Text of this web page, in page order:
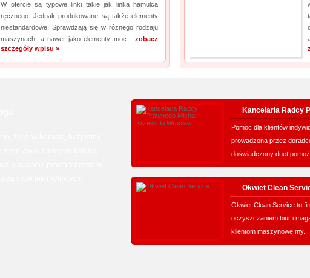
W ofercie są typowe linki takie jak linka hamulca
ręcznego. Jednak produkowane są także elementy
niestandardowe. Sprawdzają się w różnego rodzaju
maszynach, a nawet jako elementy moc... zobacz
szczegóły wpisu »
Kancelaria Radcy
Pomoc dla klientów
prowadzona przez
doświadczony duet
Okwiet Clean
Okwiet Clean Service to
oczyszczaniem biur i
klientom maszynowe my...